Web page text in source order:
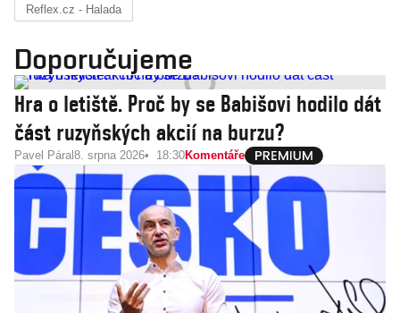
Reflex.cz - Halada
Doporučujeme
Hra o letiště. Proč by se Babišovi hodilo dát
část ruzyňských akcií na burzu?
Pavel Páral 8. srpna 2026 18:30Komentáře